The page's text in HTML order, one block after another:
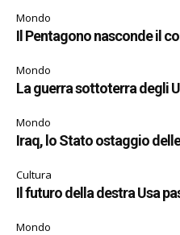
Mondo
Il Pentagono nasconde il
Mondo
La guerra sottoterra degli
Mondo
Iraq, lo Stato ostaggio
Cultura
Il futuro della destra Usa
Mondo